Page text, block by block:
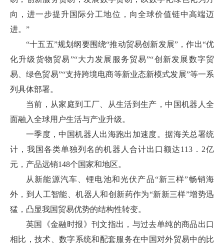
向，进一步提升国际分工地位，向全球价值链中高端迈
进。”
“十五五”规划纲要围绕“推动贸易创新发展”，作出“优
化升级货物贸易”“大力发展服务贸易”“创新发展数字贸
易、绿色贸易”“支持跨境电商等新业态新模式发展”等一系
列具体部署。
当前，从家庭到工厂、从生活到生产，中国机器人全
面融入全球用户生活与产业升级。
一季度，中国机器人出海跑出加速度。据海关总署统
计，我国各类单独列名的机器人合计出口额达113．2亿
元，产品远销148个国家和地区。
从新能源汽车、锂电池和光伏产品“新三样”畅销海
外，到人工智能、机器人和创新药作为“新新三样”增势迅
猛，凸显我国贸易优势的结构性转变。
英国《金融时报》刊文指出，与过去单纯的商品出口
相比，技术、数字系统和配套服务在中国对外贸易中的比